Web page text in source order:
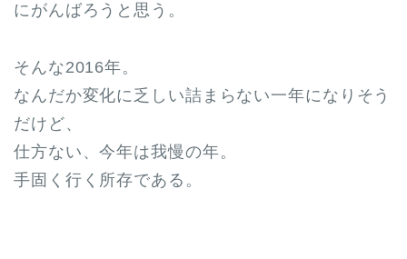
にがんばろうと思う。
そんな2016年。
なんだか変化に乏しい詰まらない一年になりそう
だけど、
仕方ない、今年は我慢の年。
手固く行く所存である。